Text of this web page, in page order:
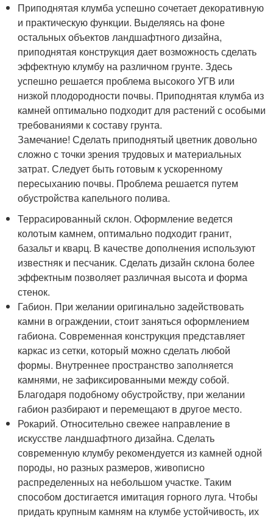
Приподнятая клумба успешно сочетает декоративную
и практическую функции. Выделяясь на фоне
остальных объектов ландшафтного дизайна,
приподнятая конструкция дает возможность сделать
эффектную клумбу на различном грунте. Здесь
успешно решается проблема высокого УГВ или
низкой плодородности почвы. Приподнятая клумба из
камней оптимально подходит для растений с особыми
требованиями к составу грунта.
Замечание! Сделать приподнятый цветник довольно
сложно с точки зрения трудовых и материальных
затрат. Следует быть готовым к ускоренному
пересыханию почвы. Проблема решается путем
обустройства капельного полива.
Террасированный склон. Оформление ведется
колотым камнем, оптимально подходит гранит,
базальт и кварц. В качестве дополнения используют
известняк и песчаник. Сделать дизайн склона более
эффектным позволяет различная высота и форма
стенок.
Габион. При желании оригинально задействовать
камни в ограждении, стоит заняться оформлением
габиона. Современная конструкция представляет
каркас из сетки, который можно сделать любой
формы. Внутреннее пространство заполняется
камнями, не зафиксированными между собой.
Благодаря подобному обустройству, при желании
габион разбирают и перемещают в другое место.
Рокарий. Относительно свежее направление в
искусстве ландшафтного дизайна. Сделать
современную клумбу рекомендуется из камней одной
породы, но разных размеров, живописно
распределенных на небольшом участке. Таким
способом достигается имитация горного луга. Чтобы
придать крупным камням на клумбе устойчивость, их